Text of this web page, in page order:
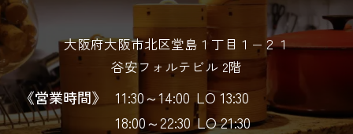
大阪府大阪市北区堂島１丁目１−２１
谷安フォルテビル 2階
《営業時間》 11:30～14:00 LO 13:30
18:00～22:30 LO 21:30